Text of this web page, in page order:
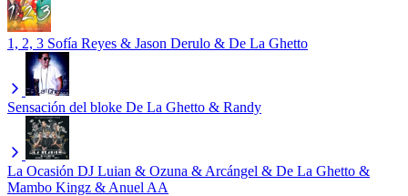
1, 2, 3 Sofía Reyes & Jason Derulo & De La Ghetto
Sensación del bloke De La Ghetto & Randy
La Ocasión DJ Luian & Ozuna & Arcángel & De La Ghetto &
Mambo Kingz & Anuel AA